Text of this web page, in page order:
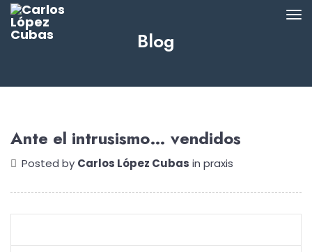
Blog
Ante el intrusismo… vendidos
Posted by Carlos López Cubas in praxis